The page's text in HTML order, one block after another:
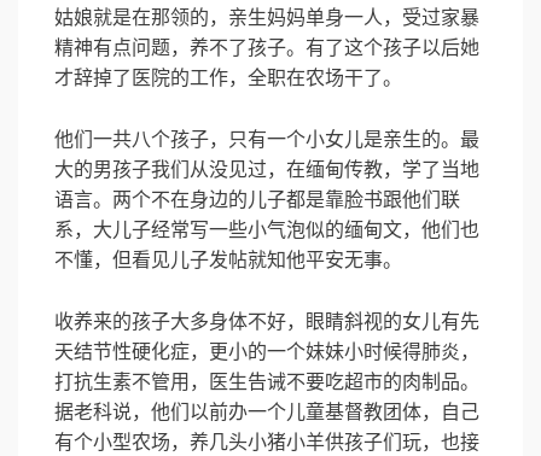
姑娘就是在那领的，亲生妈妈单身一人，受过家暴
精神有点问题，养不了孩子。有了这个孩子以后她
才辞掉了医院的工作，全职在农场干了。
他们一共八个孩子，只有一个小女儿是亲生的。最
大的男孩子我们从没见过，在缅甸传教，学了当地
语言。两个不在身边的儿子都是靠脸书跟他们联
系，大儿子经常写一些小气泡似的缅甸文，他们也
不懂，但看见儿子发帖就知他平安无事。
收养来的孩子大多身体不好，眼睛斜视的女儿有先
天结节性硬化症，更小的一个妹妹小时候得肺炎，
打抗生素不管用，医生告诫不要吃超市的肉制品。
据老科说，他们以前办一个儿童基督教团体，自己
有个小型农场，养几头小猪小羊供孩子们玩，也接